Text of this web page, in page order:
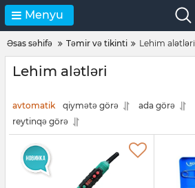
Menyu
Əsas səhifə Təmir və tikinti Lehim alətləri
Lehim alətləri
avtomatik qiymətə görə
ada görə
reytinqə görə